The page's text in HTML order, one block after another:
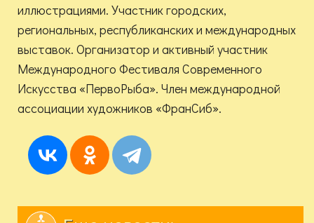
иллюстрациями. Участник городских,
региональных, республиканских и международных
выставок. Организатор и активный участник
Международного Фестиваля Современного
Искусства «ПервоРыба». Член международной
ассоциации художников «ФранСиб».